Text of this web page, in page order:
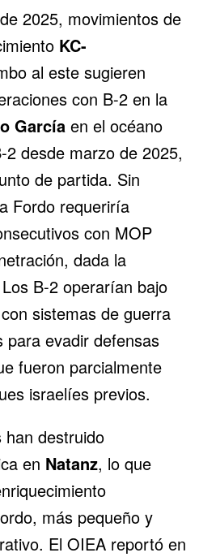
2025, movimientos de
KC-
al este sugieren
con B-2 en la
García en el océano
desde marzo de 2025,
de partida. Sin
Fordo requeriría
con MOP
dada la
B-2 operarían bajo
sistemas de guerra
para evadir defensas
fueron parcialmente
israelíes previos.
destruido
en Natanz, lo que
más pequeño y
El OIEA reportó en